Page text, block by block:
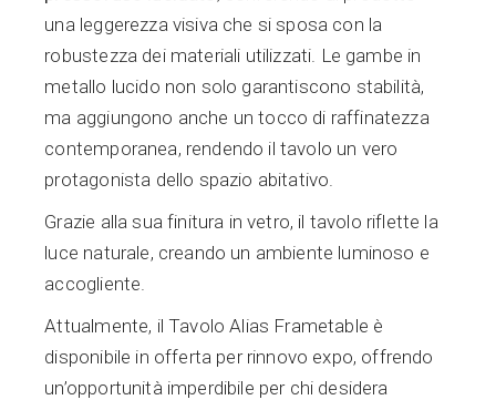
una leggerezza visiva che si sposa con la
robustezza dei materiali utilizzati. Le gambe in
metallo lucido non solo garantiscono stabilità,
ma aggiungono anche un tocco di raffinatezza
contemporanea, rendendo il tavolo un vero
protagonista dello spazio abitativo.
Grazie alla sua finitura in vetro, il tavolo riflette la
luce naturale, creando un ambiente luminoso e
accogliente.
Attualmente, il Tavolo Alias Frametable è
disponibile in offerta per rinnovo expo, offrendo
un’opportunità imperdibile per chi desidera